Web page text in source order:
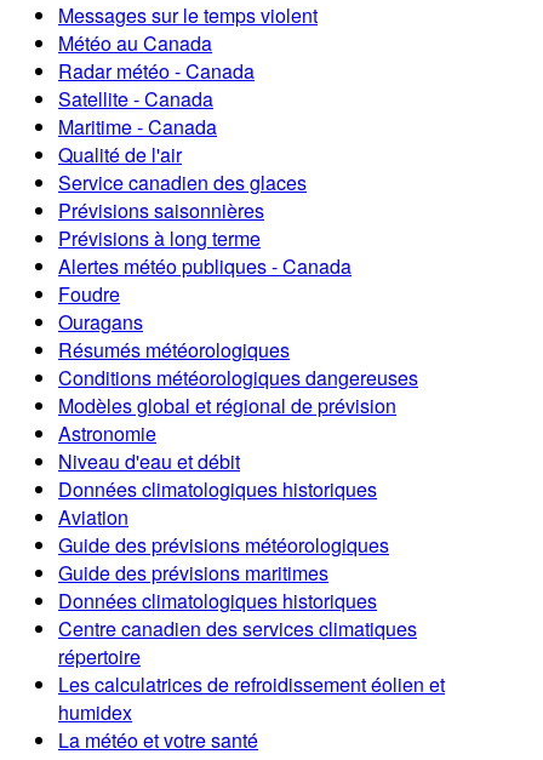
Messages sur le temps violent
Météo au Canada
Radar météo - Canada
Satellite - Canada
Maritime - Canada
Qualité de l'air
Service canadien des glaces
Prévisions saisonnières
Prévisions à long terme
Alertes météo publiques - Canada
Foudre
Ouragans
Résumés météorologiques
Conditions météorologiques dangereuses
Modèles global et régional de prévision
Astronomie
Niveau d'eau et débit
Données climatologiques historiques
Aviation
Guide des prévisions météorologiques
Guide des prévisions maritimes
Données climatologiques historiques
Centre canadien des services climatiques
répertoire
Les calculatrices de refroidissement éolien et
humidex
La météo et votre santé